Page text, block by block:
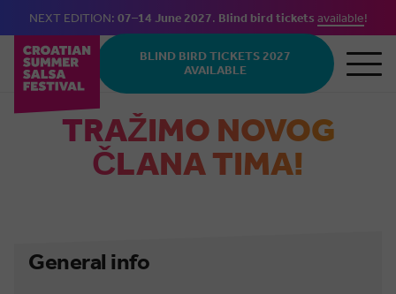
Skip to main content
NEXT EDITION: 07–14 June 2027. Blind bird tickets available!
BLIND BIRD TICKETS 2027
AVAILABLE
TRAŽIMO NOVOG
ČLANA TIMA!
General info